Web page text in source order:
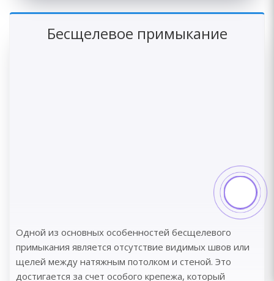
Бесщелевое примыкание
Одной из основных особенностей бесщелевого
примыкания является отсутствие видимых швов или
щелей между натяжным потолком и стеной. Это
достигается за счет особого крепежа, который